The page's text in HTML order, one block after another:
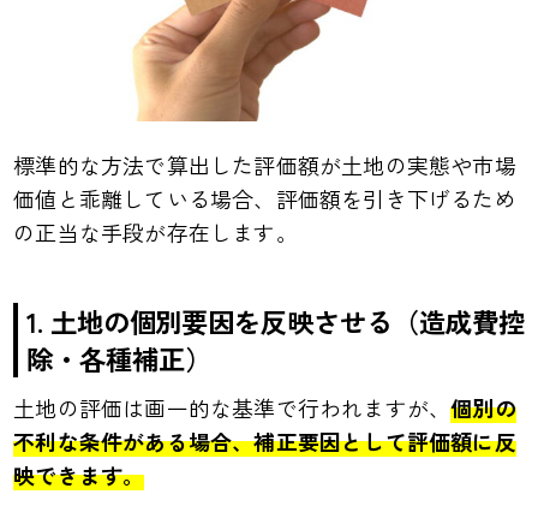
標準的な方法で算出した評価額が土地の実態や市場
価値と乖離している場合、評価額を引き下げるため
の正当な手段が存在します。
1. 土地の個別要因を反映させる（造成費控
除・各種補正）
土地の評価は画一的な基準で行われますが、個別の
不利な条件がある場合、補正要因として評価額に反
映できます。